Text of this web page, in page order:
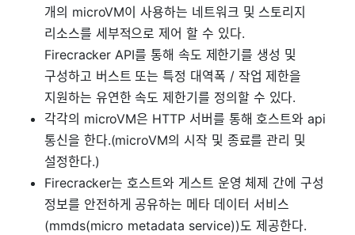
개의 microVM이 사용하는 네트워크 및 스토리지
리소스를 세부적으로 제어 할 수 있다.
Firecracker API를 통해 속도 제한기를 생성 및
구성하고 버스트 또는 특정 대역폭 / 작업 제한을
지원하는 유연한 속도 제한기를 정의할 수 있다.
각각의 microVM은 HTTP 서버를 통해 호스트와 api
통신을 한다.(microVM의 시작 및 종료를 관리 및
설정한다.)
Firecracker는 호스트와 게스트 운영 체제 간에 구성
정보를 안전하게 공유하는 메타 데이터 서비스
(mmds(micro metadata service))도 제공한다.